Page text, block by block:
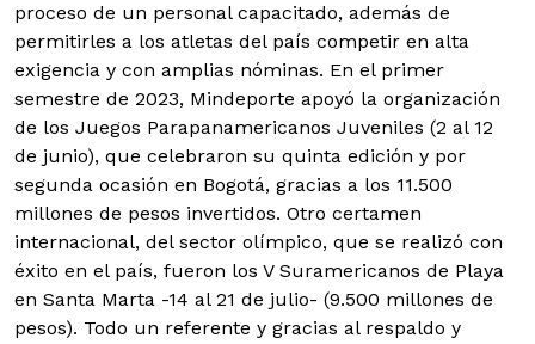
proceso de un personal capacitado, además de
permitirles a los atletas del país competir en alta
exigencia y con amplias nóminas. En el primer
semestre de 2023, Mindeporte apoyó la organización
de los Juegos Parapanamericanos Juveniles (2 al 12
de junio), que celebraron su quinta edición y por
segunda ocasión en Bogotá, gracias a los 11.500
millones de pesos invertidos. Otro certamen
internacional, del sector olímpico, que se realizó con
éxito en el país, fueron los V Suramericanos de Playa
en Santa Marta -14 al 21 de julio- (9.500 millones de
pesos). Todo un referente y gracias al respaldo y